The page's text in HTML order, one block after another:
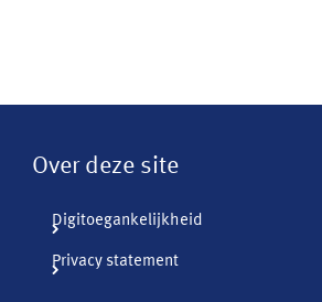
Over deze site
Digitoegankelijkheid
Privacy statement